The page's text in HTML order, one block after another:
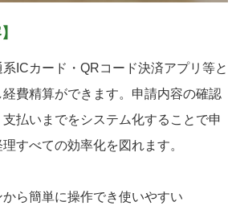
ICカード・QRコード決済アプリ等と
費精算ができます。申請内容の確認
払いまでをシステム化することで申
すべての効率化を図れます。
から簡単に操作でき使いやすい